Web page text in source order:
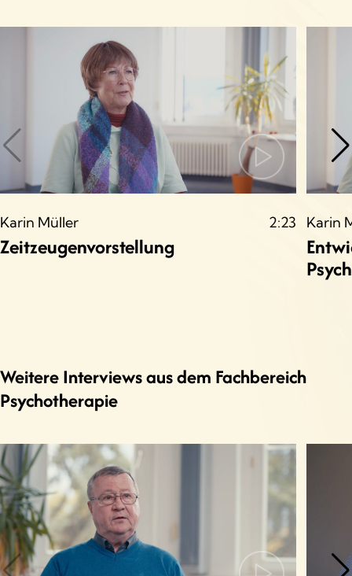
Karin Müller 2:23
Zeitzeugenvorstellung
Karin
Weitere Interviews aus dem Fachbereich
Psychotherapie